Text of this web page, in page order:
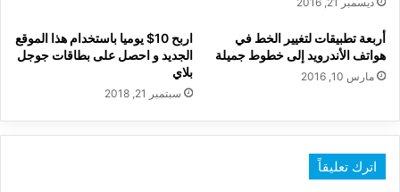
أربعة تطبيقات لتغيير الخط في
هواتف الأندرويد إلى خطوط جميلة
مارس 10, 2016
اربح 10$ يوميا باستخدام هذا الموقع
الجديد و احصل على بطاقات جوجل
بلاي
سبتمبر 21, 2018
اترك تعليقاً